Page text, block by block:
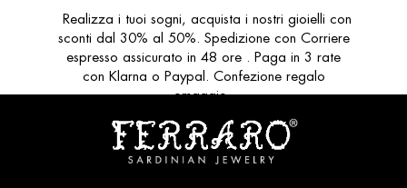
Realizza i tuoi sogni, acquista i nostri gioielli con
sconti dal 30% al 50%. Spedizione con Corriere
espresso assicurato in 48 ore . Paga in 3 rate
con Klarna o Paypal. Confezione regalo
omaggio